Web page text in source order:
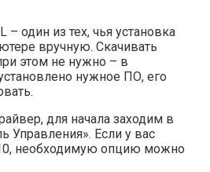
один из тех, чья установка
вручную. Скачивать
этом не нужно – в
нужное ПО, его
для начала заходим в
Управления». Если у вас
необходимую опцию можно